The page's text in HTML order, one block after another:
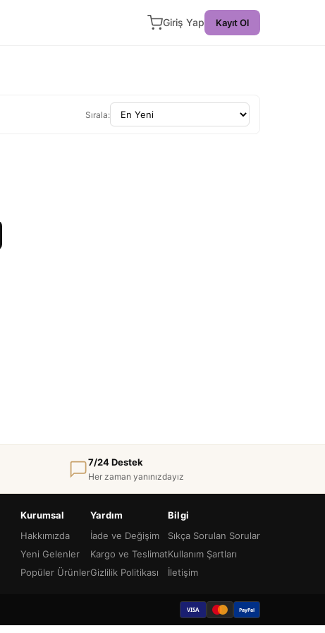
Giriş Yap Kayıt Ol
Sırala:
7/24 Destek
Her zaman yanınızdayız
Kurumsal
Hakkımızda
Yeni Gelenler
Popüler Ürünler
Yardım
İade ve Değişim
Kargo ve Teslimat
Gizlilik Politikası
Bilgi
Sıkça Sorulan Sorular
Kullanım Şartları
İletişim
VISA PayPal